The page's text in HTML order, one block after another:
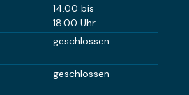
Vormittag Öffnungszeiten
14.00 bis
18.00 Uhr
geschlossen
geschlossen